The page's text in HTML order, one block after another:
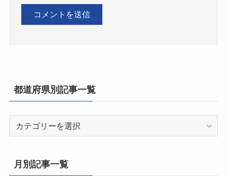
都道府県別記事一覧
県
別
月別記事一覧